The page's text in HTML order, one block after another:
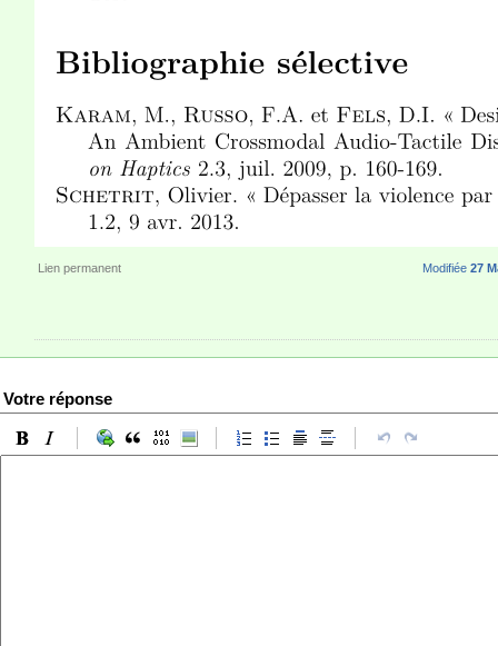
Lien permanent Modifiée 27
Votre réponse